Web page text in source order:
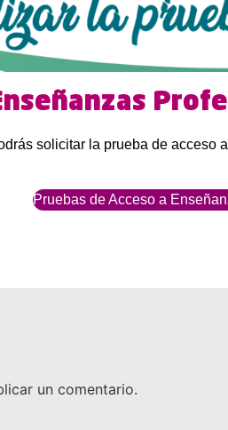
solicitar la prueba de acceso
Pruebas de Acceso a
un comentario.